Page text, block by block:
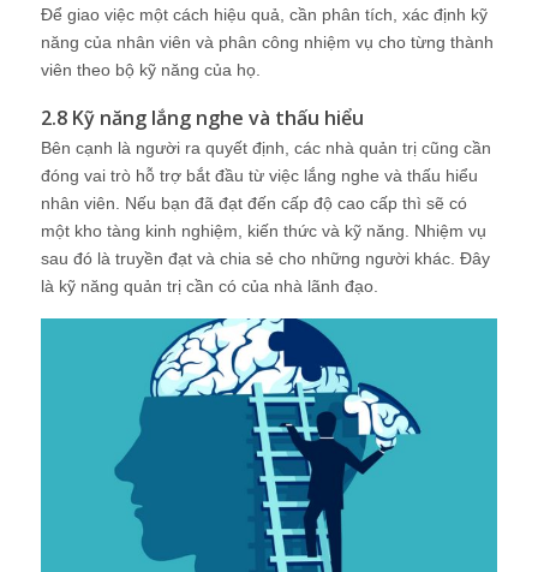
Để giao việc một cách hiệu quả, cần phân tích, xác định kỹ
năng của nhân viên và phân công nhiệm vụ cho từng thành
viên theo bộ kỹ năng của họ.
2.8 Kỹ năng lắng nghe và thấu hiểu
Bên cạnh là người ra quyết định, các nhà quản trị cũng cần
đóng vai trò hỗ trợ bắt đầu từ việc lắng nghe và thấu hiểu
nhân viên. Nếu bạn đã đạt đến cấp độ cao cấp thì sẽ có
một kho tàng kinh nghiệm, kiến thức và kỹ năng. Nhiệm vụ
sau đó là truyền đạt và chia sẻ cho những người khác. Đây
là kỹ năng quản trị cần có của nhà lãnh đạo.